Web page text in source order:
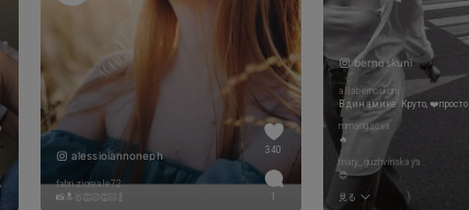
alessioiannoneph
fabrizioreale72
📸🔝🥇👏🏻👏🏻🍾
340
bernoskuni
allabernoskuni
В динамике. Круто, ❤️просто
mmangaeva
🔥
mary_guzhvinskaya
😍
見る